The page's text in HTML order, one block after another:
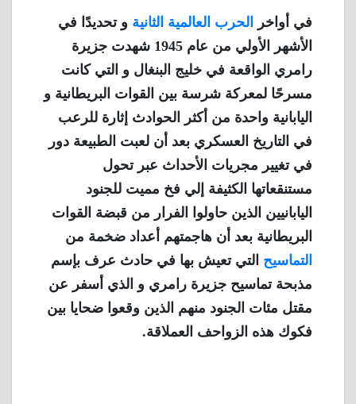
في أواخر الحرب العالمية الثانية و تحديدًا في
الأشهر الأولي من عام 1945 شهدت جزيرة
رامري الواقعة في خليج البنغال و التي كانت
مسرحًا لمعركة شرسة بين القوات البريطانية و
اليابانية واحدة من أكثر الحوادث إثارة للرعب
في التاريخ العسكري بعد أن لعبت الطبيعة دور
في تغيير مجريات الأحداث عبر تحول
مستنقعاتها الكثيفة إلي فخ مميت للجنود
اليابانيين الذين حاولوا الفرار من قبضة القوات
البريطانية بعد أن هاجمتهم أعداد ضخمة من
التماسيح التي تعيش بها في حادث عرف بإسم
مذبحة تماسيح جزيرة رامري و الذي أسفر عن
مقتل مئات الجنود منهم الذين وقعوا ضحايا بين
فكوك هذه الزواحف العملاقة.